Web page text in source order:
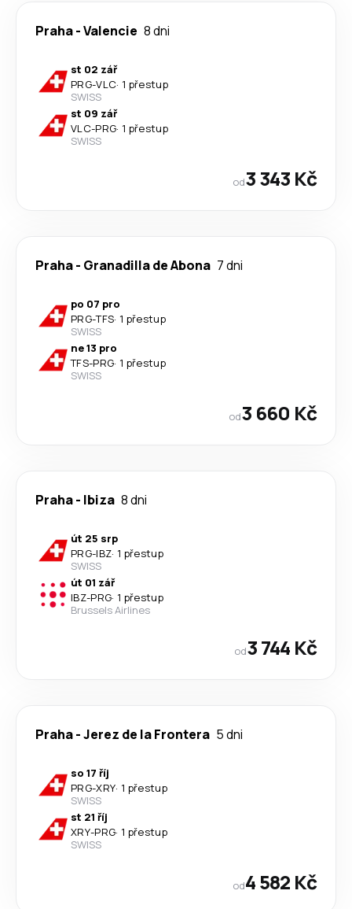
Praha-Valencie 8 dni
st 02 zář
PRG-VLC· 1 přestup
SWISS
st 09 zář
VLC-PRG· 1 přestup
SWISS
od3 343 Kč
Praha- Granadilla de Abona 7 dni
po 07 pro
PRG-TFS· 1 přestup
SWISS
ne 13 pro
TFS-PRG· 1 přestup
SWISS
od3 660 Kč
Praha- Ibiza 8 dni
út 25 srp
PRG-IBZ· 1 přestup
SWISS
út 01 zář
IBZ-PRG· 1 přestup
Brussels Airlines
od3 744 Kč
Praha-Jerez de la Frontera 5 dni
so 17 říj
PRG-XRY· 1 přestup
SWISS
st 21 říj
XRY-PRG· 1 přestup
SWISS
od4 582 Kč